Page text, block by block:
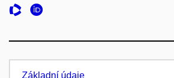
Základní údaje